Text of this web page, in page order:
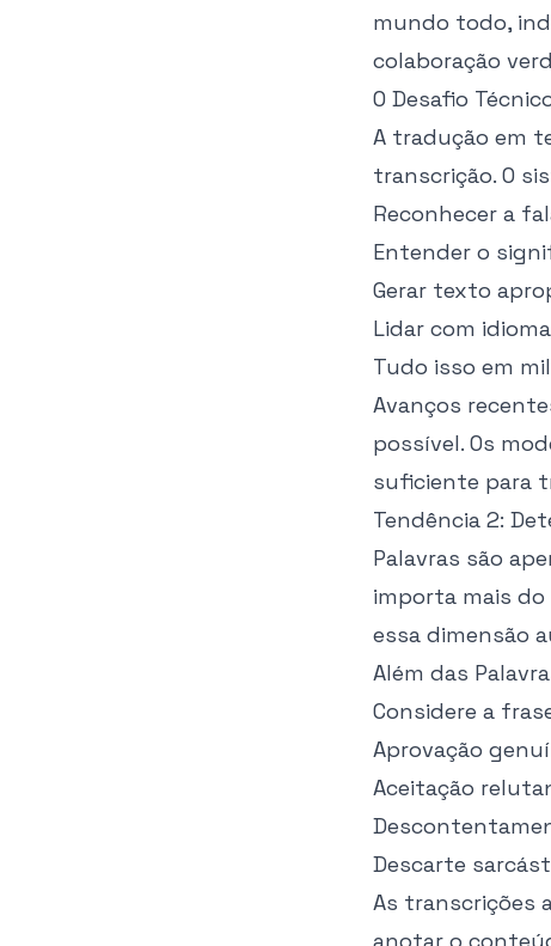
mundo todo,
colaboração
O Desafio
A tradução em
transcrição. O
Reconhecer a
Entender o
Gerar texto
Lidar com
Tudo isso em
Avanços
possível. Os
suficiente para
Tendência 2:
Palavras são
importa mais
essa dimensão
Além das
Considere a
Aprovação
Aceitação
Descarte
As transcrições